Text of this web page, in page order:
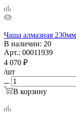
Чаша алмазная
В наличии: 20
Арт.: 00011939
4 070 ₽
/шт
В корзину